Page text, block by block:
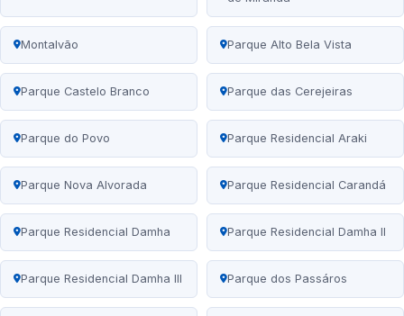
Montalvão Parque Alto Bela Vista
Parque Castelo Branco Parque das Cerejeiras
Parque do Povo Parque Residencial Araki
Parque Nova Alvorada Parque Residencial Carandá
Parque Residencial Damha Parque Residencial Damha II
Parque Residencial Damha III Parque dos Passáros